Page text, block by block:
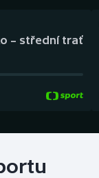
– střední trať